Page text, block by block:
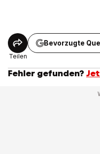
Teilen
Bevorzugte
Fehler gefunden?